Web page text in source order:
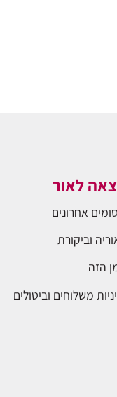
לאור
אחרונים
וביקורת
הזה
משלוחים וביטולים